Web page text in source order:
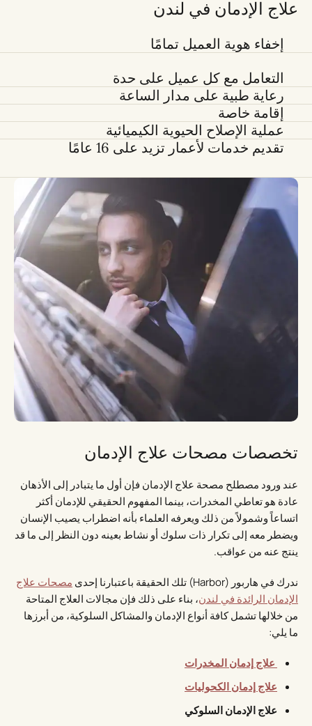
علاج الإدمان في لندن
إخفاء هوية العميل تمامًا
التعامل مع كل عميل على حدة
رعاية طبية على مدار الساعة
إقامة خاصة
عملية الإصلاح الحيوية الكيميائية
تقديم خدمات لأعمار تزيد على 16 عامًا
تخصصات مصحات علاج الإدمان
عند ورود مصطلح مصحة علاج الإدمان فإن أول ما يتبادر إلى الأذهان
عادة هو تعاطي المخدرات، بينما المفهوم الحقيقي للإدمان أكثر
اتساعاً وشمولاً من ذلك ويعرفه العلماء بأنه اضطراب يصيب الإنسان
ويضطر معه إلى تكرار ذات سلوك أو نشاط بعينه دون النظر إلى ما قد
ينتج عنه من عواقب.
ندرك في هاربور (Harbor) تلك الحقيقة باعتبارنا إحدى
مصحات علاج
الإدمان الرائدة في لندن، بناء على ذلك فإن مجالات العلاج المتاحة
من خلالها تشمل كافة أنواع الإدمان والمشاكل السلوكية، من أبرزها
ما يلي:
علاج إدمان المخدرات
علاج إدمان الكحوليات
علاج الإدمان السلوكي